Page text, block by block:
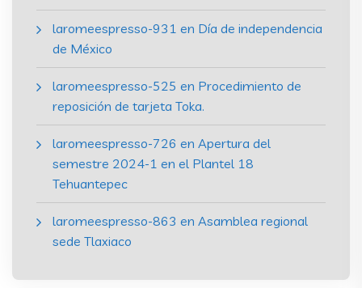
laromeespresso-931 en Día de independencia
de México
laromeespresso-525 en Procedimiento de
reposición de tarjeta Toka.
laromeespresso-726 en Apertura del
semestre 2024-1 en el Plantel 18
Tehuantepec
laromeespresso-863 en Asamblea regional
sede Tlaxiaco